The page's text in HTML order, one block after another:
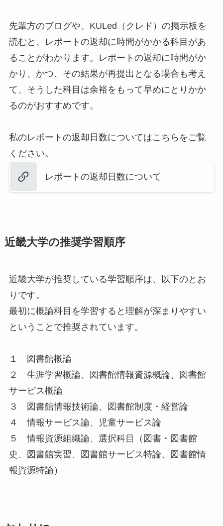
先輩方のブログや、KULed（クレド）の掲示板を
読むと、レポートの返却に時間がかかる科目があ
ることがわかります。レポートの返却に時間がか
かり、かつ、その結果が再提出となる場合も考え
て、そうした科目は余裕をもって早めにとりかか
るのがおすすめです。
私のレポートの返却日数についてはこちらをご覧
ください。
レポートの返却日数について
近畿大学の推奨学習順序
近畿大学が推奨している学習順序は、以下のとお
りです。
最初に概論科目を学習すると理解が深まりやすい
ということで推奨されています。
１ 図書館概論
２ 生涯学習概論、図書館情報資源概論、図書館
サービス概論
３ 図書館情報技術論、図書館制度・経営論
４ 情報サービス論、児童サービス論
５ 情報資源組織論、選択科目（図書・図書館
史、図書館実習、図書館サービス特論、図書館情
報資源特論）